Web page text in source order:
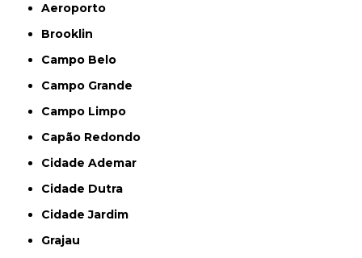
Aeroporto
Brooklin
Campo Belo
Campo Grande
Campo Limpo
Capão Redondo
Cidade Ademar
Cidade Dutra
Cidade Jardim
Grajau